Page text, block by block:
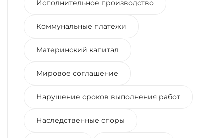
Исполнительное производство
Коммунальные платежи
Материнский капитал
Мировое соглашение
Нарушение сроков выполнения работ
Наследственные споры